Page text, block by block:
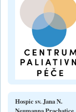
Hospic sv. Jana N.